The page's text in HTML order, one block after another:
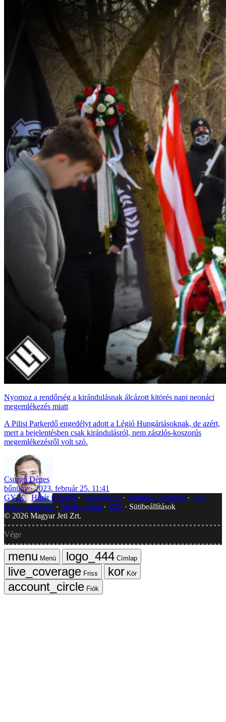
Nyomoz a rendőrség a kirándulásnak álcázott kitörés napi neonáci
megemlékezés miatt
A Pilisi Parkerdő engedélyt adott a Légió Hungáriásoknak, de azért,
mert a bejelentésben csak kirándulásról, nem zászlós-koszorús
megemlékezésről volt szó.
Csurgó Dénes
bűnügy
2023. február 25. 11:41
GYIK Hibát jelentek Impresszum Javítások kezelése
Jogi
dokumentumok
Médiaajánlat RSS
Sütibeállítások
© 2026 Magyar Jeti Zrt.
Vége
Menü
Címlap
Friss
Kör
Fiók